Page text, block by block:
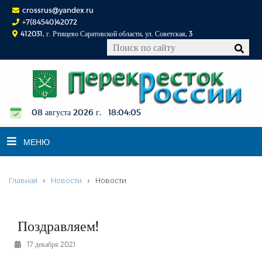
crossrus@yandex.ru
+7(84540)42072
412031, г. Ртищево Саратовской области, ул. Советская, 3
08 августа 2026 г. 18:04:05
МЕНЮ
НОВОСТИ
К СВЕДЕНИЮ
КОНКУРСЫ
Главная Новости Новости
Поздравляем!
17 декабря 2021